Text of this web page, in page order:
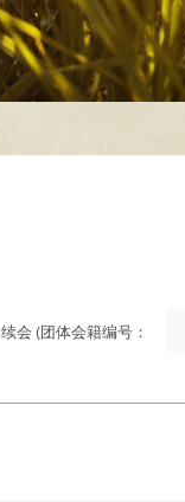
续会 (团体会籍编号：